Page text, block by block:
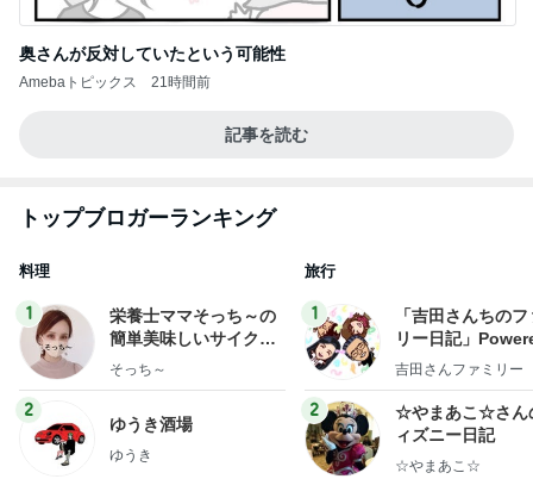
奥さんが反対していたという可能性
Amebaトピックス 21時間前
記事を読む
トップブロガーランキング
料理
1
栄養士ママそっち～の
簡単美味しいサイクル
献立
そっち～
2
ゆうき酒場
ゆうき
旅行
1
「吉田さんちの
リー日記」
y Ameba 吉田さ
ログ
吉田さんファミリー
2
☆やまあこ☆さん
ィズニー日記
☆やまあこ☆